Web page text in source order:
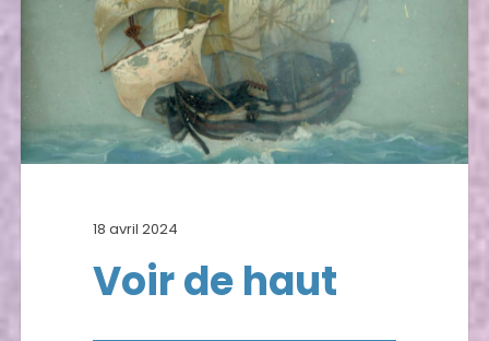
18 avril 2024
Voir de haut